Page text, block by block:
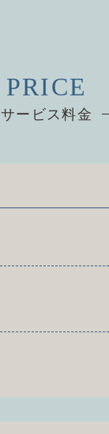
PRICE
サービス料金